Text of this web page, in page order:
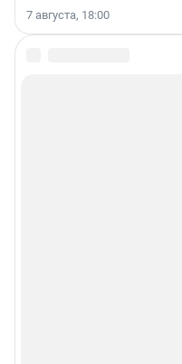
7 августа, 18:00